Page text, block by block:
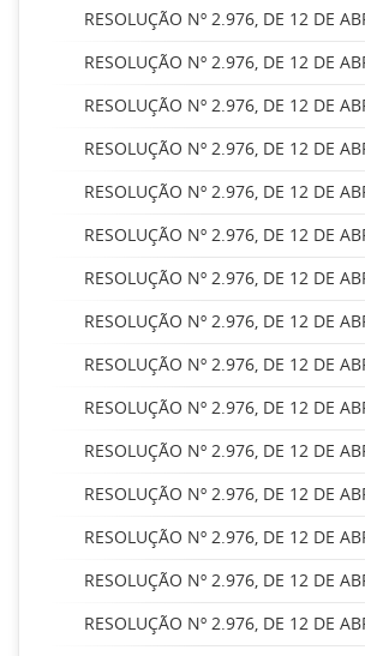
RESOLUÇÃO Nº 2.976, DE 12 DE
RESOLUÇÃO Nº 2.976, DE 12 DE
RESOLUÇÃO Nº 2.976, DE 12 DE
RESOLUÇÃO Nº 2.976, DE 12 DE
RESOLUÇÃO Nº 2.976, DE 12 DE
RESOLUÇÃO Nº 2.976, DE 12 DE
RESOLUÇÃO Nº 2.976, DE 12 DE
RESOLUÇÃO Nº 2.976, DE 12 DE
RESOLUÇÃO Nº 2.976, DE 12 DE
RESOLUÇÃO Nº 2.976, DE 12 DE
RESOLUÇÃO Nº 2.976, DE 12 DE
RESOLUÇÃO Nº 2.976, DE 12 DE
RESOLUÇÃO Nº 2.976, DE 12 DE
RESOLUÇÃO Nº 2.976, DE 12 DE
RESOLUÇÃO Nº 2.976, DE 12 DE